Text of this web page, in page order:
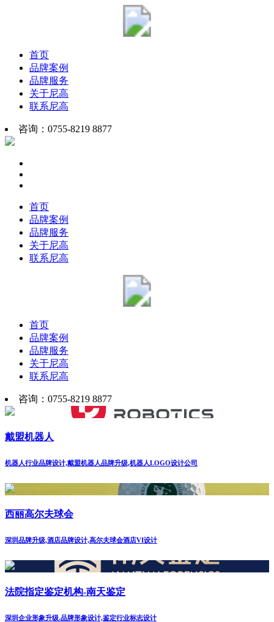
首页
品牌案例
品牌服务
关于尼高
联系尼高
咨询：0755-8219 8877
首页
品牌案例
品牌服务
关于尼高
联系尼高
首页
品牌案例
品牌服务
关于尼高
联系尼高
咨询：0755-8219 8877
戴盟机器人
机器人行业品牌设计,戴盟机器人品牌升级,机器人LOGO设计公司
西丽高尔夫球会
深圳品牌升级,酒店品牌设计,高尔夫球会酒店VI设计
法院指定鉴定机构-南天鉴定
深圳企业形象升级.品牌形象设计,鉴定行业标志设计